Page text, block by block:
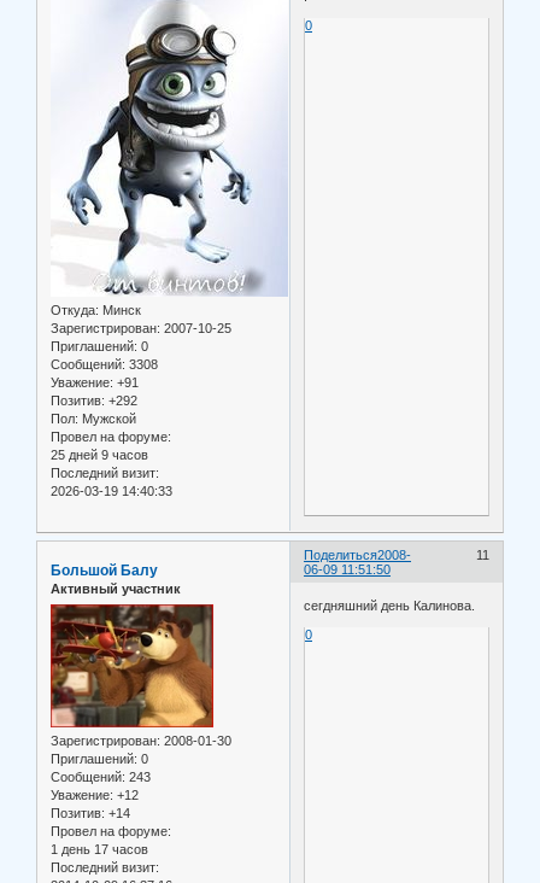
Откуда: Минск
Зарегистрирован: 2007-10-25
Приглашений: 0
Сообщений: 3308
Уважение: +91
Позитив: +292
Пол: Мужской
Провел на форуме:
25 дней 9 часов
Последний визит:
2026-03-19 14:40:33
0
Поделиться 11
2008-
06-09 11:51:50
Большой Балу
Активный участник
Зарегистрирован: 2008-01-30
Приглашений: 0
Сообщений: 243
Уважение: +12
Позитив: +14
Провел на форуме:
1 день 17 часов
Последний визит:
сегдняшний день Калинова.
0